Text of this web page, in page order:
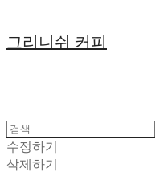
그리니쉬 커피
수정하기
삭제하기